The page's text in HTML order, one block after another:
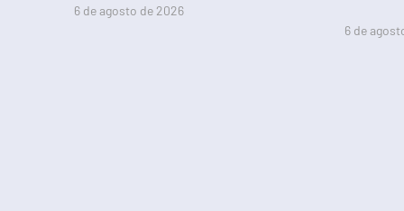
6 de agosto de 2026
6 de